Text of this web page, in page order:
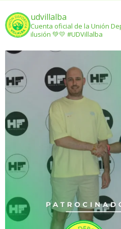
udvillalba
Cuenta oficial de la Unión
ilusión 💚💛 #UDVillalba